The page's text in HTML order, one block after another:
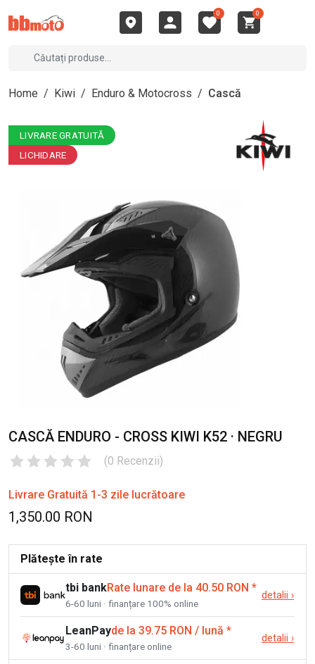
0 0
Home / Kiwi / Enduro & Motocross / Cască
LIVRARE GRATUITĂ
LICHIDARE
CASCĂ ENDURO - CROSS KIWI K52 · NEGRU
(0 Recenzii)
Livrare Gratuită 1-3 zile lucrătoare
1,350.00 RON
Plătește în rate
tbi bankRate lunare de la 40.50 RON *
6-60 luni · finanțare 100% online
detalii ›
LeanPayde la 39.75 RON / lună *
3-60 luni · finanțare online
detalii ›